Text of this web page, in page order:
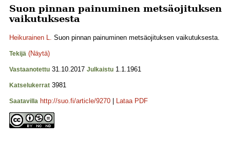
Suon pinnan painuminen metsäojituksen
vaikutuksesta
Heikurainen L. Suon pinnan painuminen metsäojituksen vaikutuksesta.
Tekijä (Näytä)
Vastaanotettu 31.10.2017 Julkaistu 1.1.1961
Katselukerrat 3981
Saatavilla http://suo.fi/article/9270 Lataa PDF